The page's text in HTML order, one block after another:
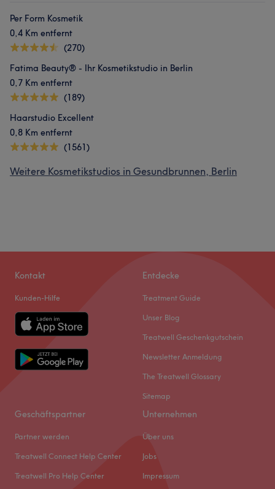
Per Form Kosmetik
0,4 Km entfernt
(270)
Fatima Beauty® - Ihr Kosmetikstudio in Berlin
0,7 Km entfernt
(189)
Haarstudio Excellent
0,8 Km entfernt
(1561)
Weitere Kosmetikstudios in Gesundbrunnen, Berlin
Kontakt
Kunden-Hilfe
Entdecke
Treatment Guide
Unser Blog
Treatwell Geschenkgutschein
Newsletter Anmeldung
The Treatwell Glossary
Sitemap
Geschäftspartner
Partner werden
Treatwell Connect Help Center
Treatwell Pro Help Center
Unternehmen
Über uns
Jobs
Impressum